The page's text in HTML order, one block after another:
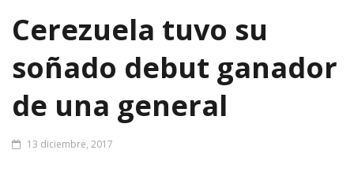
Cerezuela tuvo su
soñado debut ganador
de una general
13 diciembre, 2017